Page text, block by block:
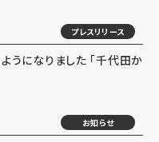
プレスリリース
うになりました 「千代田か
お知らせ